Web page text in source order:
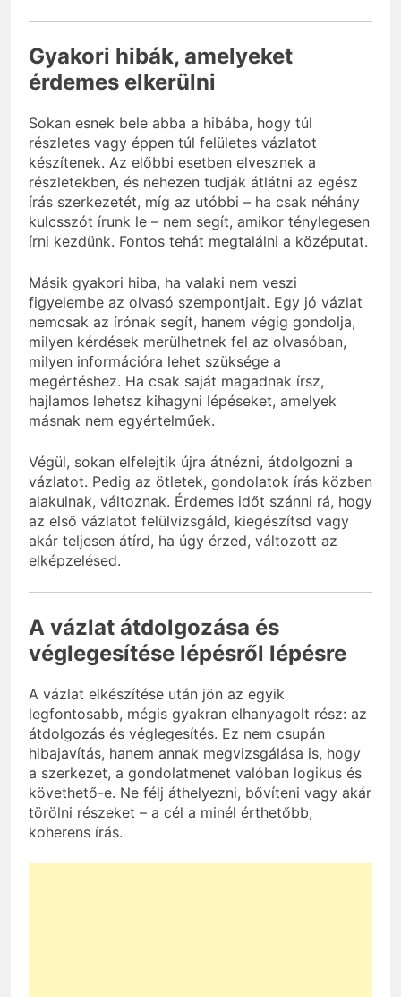
Gyakori hibák, amelyeket
érdemes elkerülni
Sokan esnek bele abba a hibába, hogy túl
részletes vagy éppen túl felületes vázlatot
készítenek. Az előbbi esetben elvesznek a
részletekben, és nehezen tudják átlátni az egész
írás szerkezetét, míg az utóbbi – ha csak néhány
kulcsszót írunk le – nem segít, amikor ténylegesen
írni kezdünk. Fontos tehát megtalálni a középutat.
Másik gyakori hiba, ha valaki nem veszi
figyelembe az olvasó szempontjait. Egy jó vázlat
nemcsak az írónak segít, hanem végig gondolja,
milyen kérdések merülhetnek fel az olvasóban,
milyen információra lehet szüksége a
megértéshez. Ha csak saját magadnak írsz,
hajlamos lehetsz kihagyni lépéseket, amelyek
másnak nem egyértelműek.
Végül, sokan elfelejtik újra átnézni, átdolgozni a
vázlatot. Pedig az ötletek, gondolatok írás közben
alakulnak, változnak. Érdemes időt szánni rá, hogy
az első vázlatot felülvizsgáld, kiegészítsd vagy
akár teljesen átírd, ha úgy érzed, változott az
elképzelésed.
A vázlat átdolgozása és
véglegesítése lépésről lépésre
A vázlat elkészítése után jön az egyik
legfontosabb, mégis gyakran elhanyagolt rész: az
átdolgozás és véglegesítés. Ez nem csupán
hibajavítás, hanem annak megvizsgálása is, hogy
a szerkezet, a gondolatmenet valóban logikus és
követhető-e. Ne félj áthelyezni, bővíteni vagy akár
törölni részeket – a cél a minél érthetőbb,
koherens írás.